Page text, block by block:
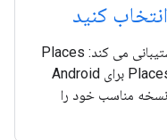
Places از دو نسخه SDK پشتیبانی می کند: Places
SDK برای Android و Places SDK برای Android
مناسب خود را